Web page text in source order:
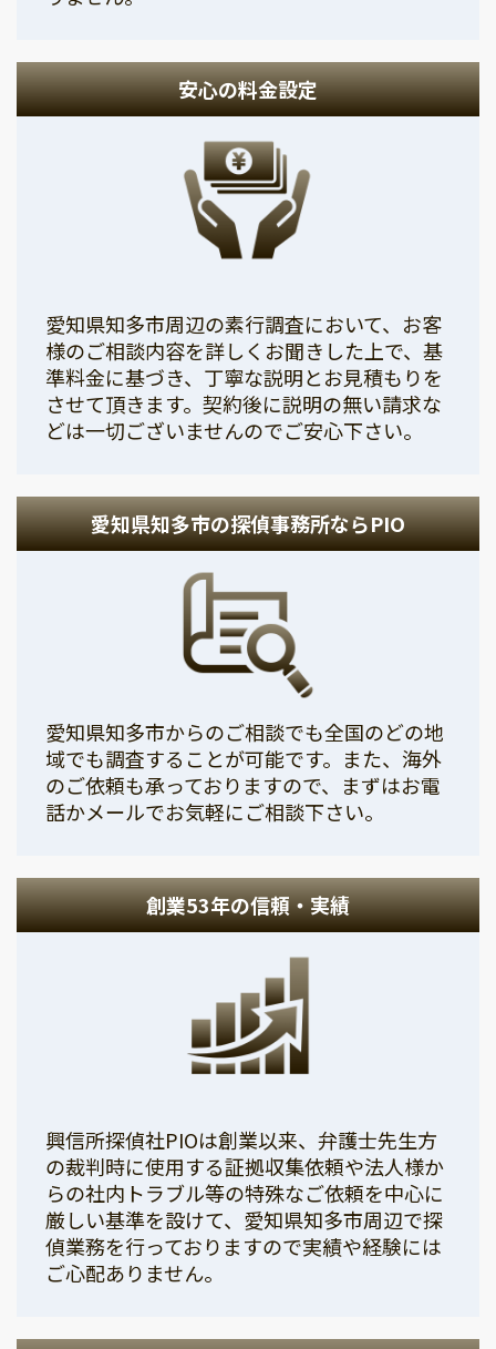
安心の料金設定
愛知県知多市周辺の素行調査において、お客
様のご相談内容を詳しくお聞きした上で、基
準料金に基づき、丁寧な説明とお見積もりを
させて頂きます。契約後に説明の無い請求な
どは一切ございませんのでご安心下さい。
愛知県知多市の探偵事務所ならPIO
愛知県知多市からのご相談でも全国のどの地
域でも調査することが可能です。また、海外
のご依頼も承っておりますので、まずはお電
話かメールでお気軽にご相談下さい。
創業53年の信頼・実績
興信所探偵社PIOは創業以来、弁護士先生方
の裁判時に使用する証拠収集依頼や法人様か
らの社内トラブル等の特殊なご依頼を中心に
厳しい基準を設けて、愛知県知多市周辺で探
偵業務を行っておりますので実績や経験には
ご心配ありません。